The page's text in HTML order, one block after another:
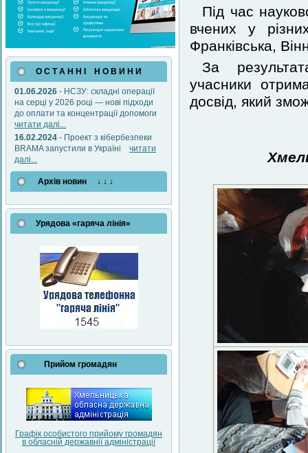
О С Т А Н Н І Н О В И Н И
01.06.2026 - НСЗУ: складні операції
на серці у 2026 році — нові підходи
до оплати та концентрації допомоги
читати далі...
16.02.2024 - Проект з кібербезпеки
BRAMA запустили в Україні читати
далі...
Архів новин ↓ ↓ ↓
Урядова «гаряча лінія»
Прийом громадян
Графік особистого прийому громадян
в обласній державнії адміністрації
Під час
вчених у
Франківська,
За
учасники
досвід, який